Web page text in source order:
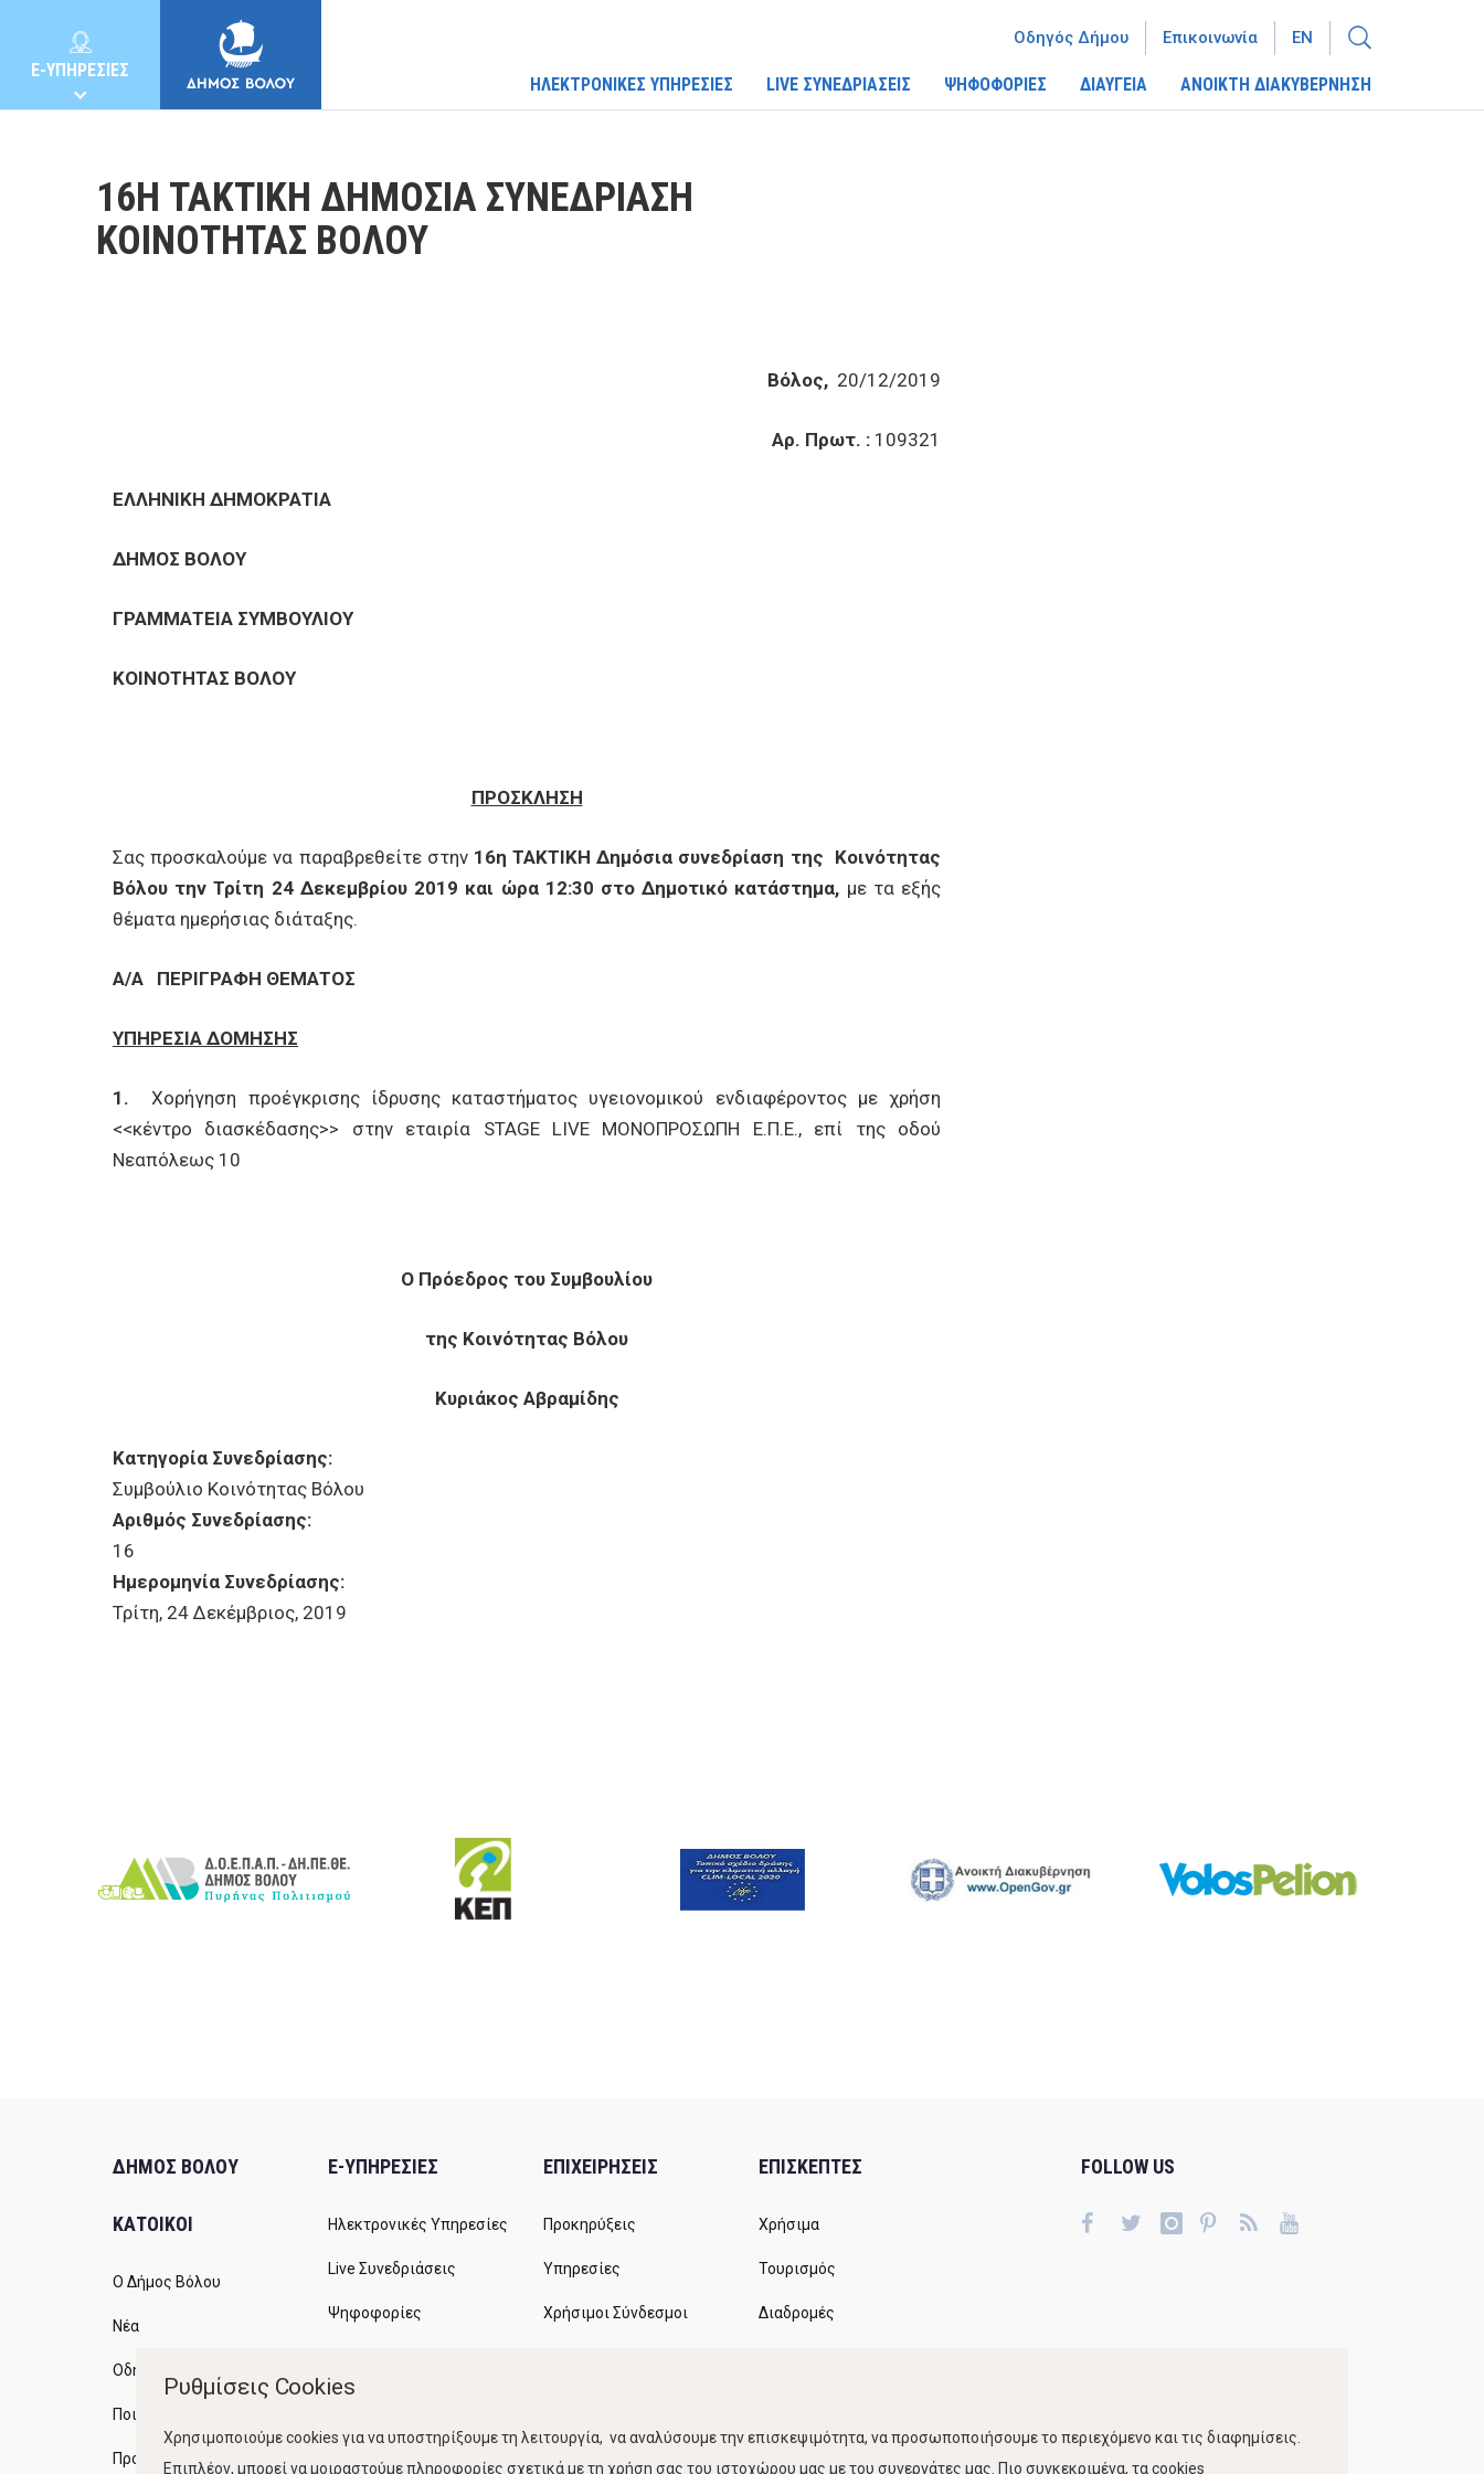
E-ΥΠΗΡΕΣΙΕΣ
ΕΠΙΧΕΙΡΗΣΕΙΣ
ΕΠΙΣΚΕΠΤΕΣ
ΗΛΕΚΤΡΟΝΙΚΕΣ ΥΠΗΡΕΣΙΕΣ LIVE ΣΥΝΕΔΡΙΑΣΕΙΣ ΨΗΦΟΦΟΡΙΕΣ ΔΙΑΥΓΕΙΑ ΑΝΟΙΚΤΗ ΔΙΑΚΥΒΕΡΝΗΣΗ
Οδηγός Δήμου Επικοινωνία EN
16Η ΤΑΚΤΙΚΗ ΔΗΜΟΣΙΑ ΣΥΝΕΔΡΙΑΣΗ
ΚΟΙΝΟΤΗΤΑΣ ΒΟΛΟΥ
Βόλος, 20/12/2019
Αρ. Πρωτ. : 109321
ΕΛΛΗΝΙΚΗ ΔΗΜΟΚΡΑΤΙΑ
ΔΗΜΟΣ ΒΟΛΟΥ
ΓΡΑΜΜΑΤΕΙΑ ΣΥΜΒΟΥΛΙΟΥ
ΚΟΙΝΟΤΗΤΑΣ ΒΟΛΟΥ
ΠΡΟΣΚΛΗΣΗ
Σας προσκαλούμε να παραβρεθείτε στην16η ΤΑΚΤΙΚΗ Δημόσια συνεδρίαση της Κοινότητας
Βόλου την Τρίτη 24 Δεκεμβρίου 2019 και ώρα 12:30 στο Δημοτικό κατάστημα, με τα εξής
θέματα ημερήσιας διάταξης.
Α/Α ΠΕΡΙΓΡΑΦΗ ΘΕΜΑΤΟΣ
ΥΠΗΡΕΣΙΑ ΔΟΜΗΣΗΣ
1.
Χορήγηση προέγκρισης ίδρυσης καταστήματος υγειονομικού ενδιαφέροντος με χρήση
<<κέντρο διασκέδασης>> στην εταιρία STAGE LIVE ΜΟΝΟΠΡΟΣΩΠΗ Ε.Π.Ε., επί της οδού
Νεαπόλεως 10
Ο Πρόεδρος του Συμβουλίου
της Κοινότητας Βόλου
Κυριάκος Αβραμίδης
Κατηγορία Συνεδρίασης:
Συμβούλιο Κοινότητας Βόλου
Αριθμός Συνεδρίασης:
16
Ημερομηνία Συνεδρίασης:
Τρίτη, 24 Δεκέμβριος, 2019
ΔΗΜΟΣ ΒΟΛΟΥ
ΚΑΤΟΙΚΟΙ
Ο Δήμος Βόλου
Νέα
Οδηγός του πολίτη
Ποιότητα Ζωής
Προγράμματα
E-ΥΠΗΡΕΣΙΕΣ
Ηλεκτρονικές Υπηρεσίες
Live Συνεδριάσεις
Ψηφοφορίες
ΕΠΙΧΕΙΡΗΣΕΙΣ
Προκηρύξεις
Υπηρεσίες
Χρήσιμοι Σύνδεσμοι
ΕΠΙΣΚΕΠΤΕΣ
Χρήσιμα
Τουρισμός
Διαδρομές
Κίνηση Λιμένος
FOLLOW US
Ρυθμίσεις Cookies
Χρησιμοποιούμε cookies για να υποστηρίξουμε τη λειτουργία, να αναλύσουμε την επισκεψιμότητα, να προσωποποιήσουμε το περιεχόμενο και τις διαφημίσεις.
Επιπλέον, μπορεί να μοιραστούμε πληροφορίες σχετικά με τη χρήση σας του ιστοχώρου μας με του συνεργάτες μας. Πιο συγκεκριμένα, τα cookies